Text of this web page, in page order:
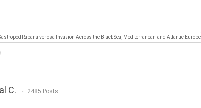
Rapana venosa Invasion Across the Black Sea, Mediterranean, and Atlantic Europe
C. 2485 Posts